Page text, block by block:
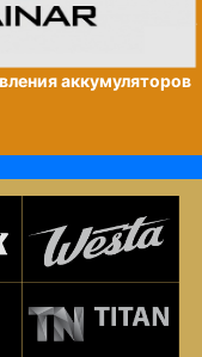
аккумуляторов